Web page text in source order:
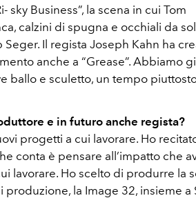
sky Business”, la scena in cui Tom
calzini di spugna e occhiali da
Il regista Joseph Kahn ha
anche a “Grease”. Abbiamo
ballo e sculetto, un tempo
e in futuro anche regista?
progetti a cui lavorare. Ho
conta è pensare all’impatto che
lavorare. Ho scelto di produrre la
produzione, la Image 32, insieme a